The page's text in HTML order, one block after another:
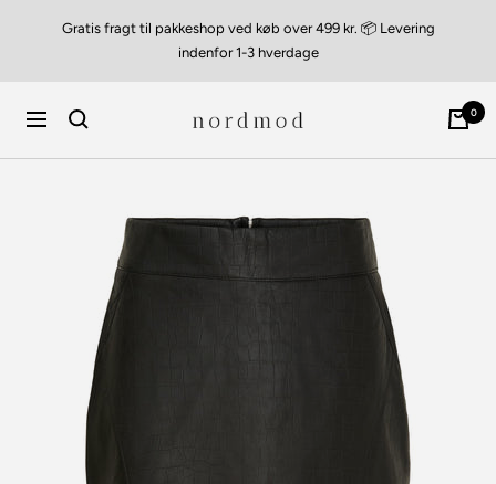
Gratis fragt til pakkeshop ved køb over 499 kr. 📦 Levering
indenfor 1-3 hverdage
Navigation nordmod 0